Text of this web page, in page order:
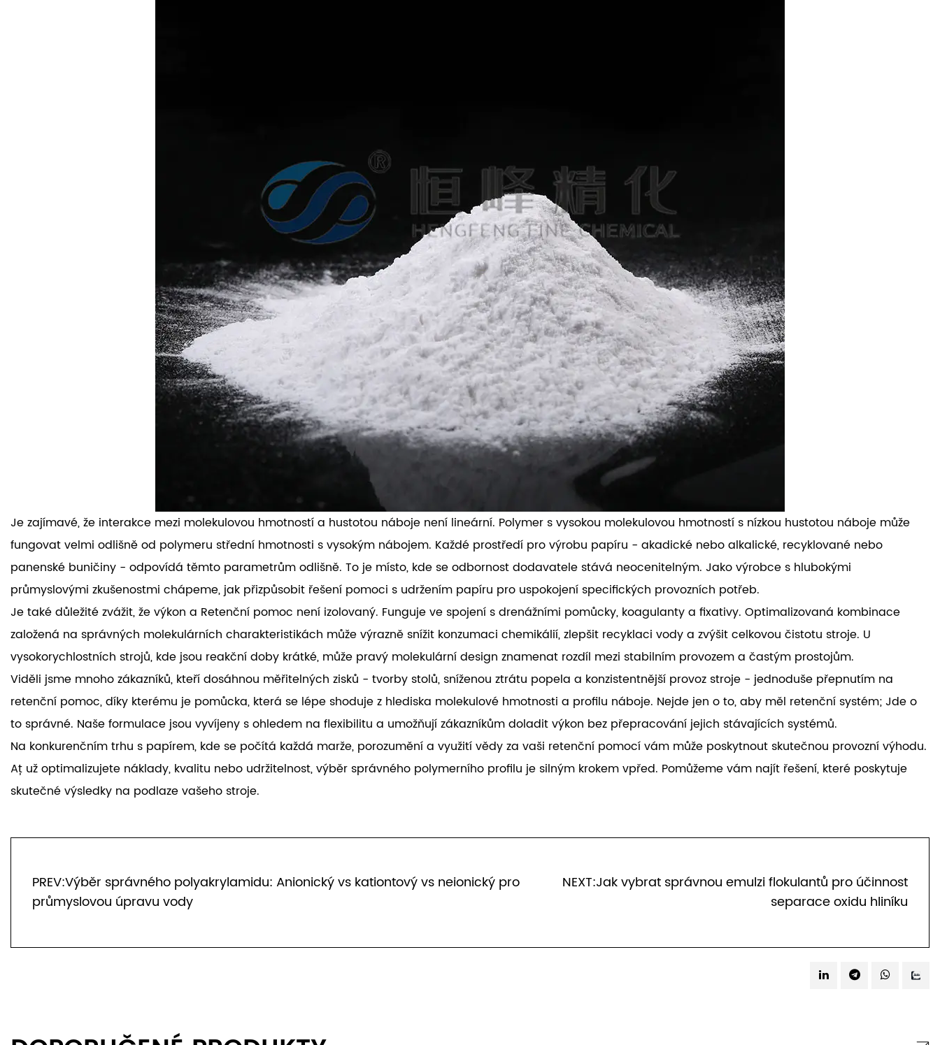
Je zajímavé, že interakce mezi molekulovou hmotností a hustotou náboje není lineární. Polymer s vysokou molekulovou hmotností s nízkou hustotou náboje může
fungovat velmi odlišně od polymeru střední hmotnosti s vysokým nábojem. Každé prostředí pro výrobu papíru - akadické nebo alkalické, recyklované nebo
panenské buničiny - odpovídá těmto parametrům odlišně. To je místo, kde se odbornost dodavatele stává neocenitelným. Jako výrobce s hlubokými
průmyslovými zkušenostmi chápeme, jak přizpůsobit řešení pomoci s udržením papíru pro uspokojení specifických provozních potřeb.
Je také důležité zvážit, že výkon a Retenční pomoc není izolovaný. Funguje ve spojení s drenážními pomůcky, koagulanty a fixativy. Optimalizovaná kombinace
založená na správných molekulárních charakteristikách může výrazně snížit konzumaci chemikálií, zlepšit recyklaci vody a zvýšit celkovou čistotu stroje. U
vysokorychlostních strojů, kde jsou reakční doby krátké, může pravý molekulární design znamenat rozdíl mezi stabilním provozem a častým prostojům.
Viděli jsme mnoho zákazníků, kteří dosáhnou měřitelných zisků - tvorby stolů, sníženou ztrátu popela a konzistentnější provoz stroje - jednoduše přepnutím na
retenční pomoc, díky kterému je pomůcka, která se lépe shoduje z hlediska molekulové hmotnosti a profilu náboje. Nejde jen o to, aby měl retenční systém; Jde o
to správné. Naše formulace jsou vyvíjeny s ohledem na flexibilitu a umožňují zákazníkům doladit výkon bez přepracování jejich stávajících systémů.
Na konkurenčním trhu s papírem, kde se počítá každá marže, porozumění a využití vědy za vaši retenční pomocí vám může poskytnout skutečnou provozní výhodu.
Ať už optimalizujete náklady, kvalitu nebo udržitelnost, výběr správného polymerního profilu je silným krokem vpřed. Pomůžeme vám najít řešení, které poskytuje
skutečné výsledky na podlaze vašeho stroje.
PREV:Výběr správného polyakrylamidu: Anionický vs kationtový vs neionický pro
průmyslovou úpravu vody
NEXT:Jak vybrat správnou emulzi flokulantů pro účinnost
separace oxidu hliníku